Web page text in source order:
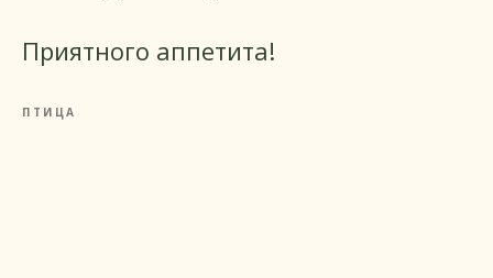
Приятного аппетита!
ПТИЦА